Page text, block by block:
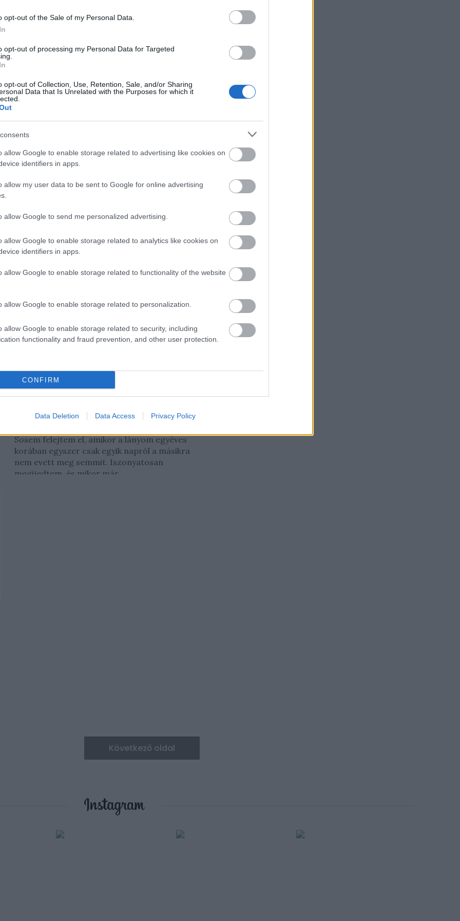
opt-out of the Sale of my Personal Data.
opt-out of processing my Personal Data for Targeted
opt-out of Collection, Use, Retention, Sale, and/or Sharing
Data that Is Unrelated with the Purposes for which it
allow Google to enable storage related to advertising like cookies on
identifiers in apps.
allow my user data to be sent to Google for online advertising
allow Google to send me personalized advertising.
allow Google to enable storage related to analytics like cookies on
identifiers in apps.
allow Google to enable storage related to functionality of the website
allow Google to enable storage related to personalization.
allow Google to enable storage related to security, including
functionality and fraud prevention, and other user protection.
CONFIRM
Data Deletion Data Access Privacy Policy
bármivel felturbózhatjuk, olyan ízűt készítünk
MIÚJSÁG
főzd a csicseriborsót
Már itthon is egyre népszerűbb a
hummuszmániával egyetemben. Jó minőségű
konzervet nem mindenütt kapni, ráadásul...
MIÚJSÁG
Mit tegyünk, ha válogatós a
gyerek? A kulcs a türelem és az
elfogadás
2019. augusztus 29.
Sosem felejtem el, amikor a lányom egyéves
korában egyszer csak egyik napról a másikra
nem evett meg semmit. Iszonyatosan
megijedtem, és mikor már...
Következő oldal